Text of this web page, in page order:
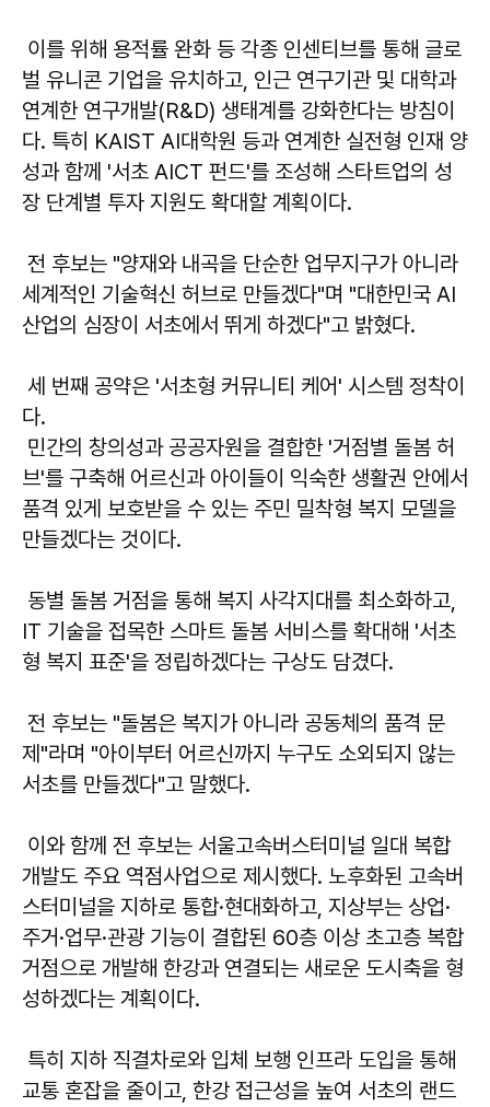
이를 위해 용적률 완화 등 각종 인센티브를 통해 글로
벌 유니콘 기업을 유치하고, 인근 연구기관 및 대학과
연계한 연구개발(R&D) 생태계를 강화한다는 방침이
다. 특히 KAIST AI대학원 등과 연계한 실전형 인재 양
성과 함께 '서초 AICT 펀드'를 조성해 스타트업의 성
장 단계별 투자 지원도 확대할 계획이다.
전 후보는 "양재와 내곡을 단순한 업무지구가 아니라
세계적인 기술혁신 허브로 만들겠다"며 "대한민국 AI
산업의 심장이 서초에서 뛰게 하겠다"고 밝혔다.
세 번째 공약은 '서초형 커뮤니티 케어' 시스템 정착이
다.
민간의 창의성과 공공자원을 결합한 '거점별 돌봄 허
브'를 구축해 어르신과 아이들이 익숙한 생활권 안에서
품격 있게 보호받을 수 있는 주민 밀착형 복지 모델을
만들겠다는 것이다.
동별 돌봄 거점을 통해 복지 사각지대를 최소화하고,
IT 기술을 접목한 스마트 돌봄 서비스를 확대해 '서초
형 복지 표준'을 정립하겠다는 구상도 담겼다.
전 후보는 "돌봄은 복지가 아니라 공동체의 품격 문
제"라며 "아이부터 어르신까지 누구도 소외되지 않는
서초를 만들겠다"고 말했다.
이와 함께 전 후보는 서울고속버스터미널 일대 복합
개발도 주요 역점사업으로 제시했다. 노후화된 고속버
스터미널을 지하로 통합·현대화하고, 지상부는 상업·
주거·업무·관광 기능이 결합된 60층 이상 초고층 복합
거점으로 개발해 한강과 연결되는 새로운 도시축을 형
성하겠다는 계획이다.
특히 지하 직결차로와 입체 보행 인프라 도입을 통해
교통 혼잡을 줄이고, 한강 접근성을 높여 서초의 랜드